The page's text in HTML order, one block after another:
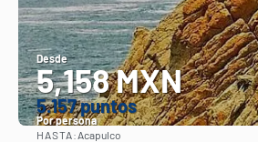
Desde
5,158 MXN
5.157 puntos
Por persona
HASTA: Acapulco